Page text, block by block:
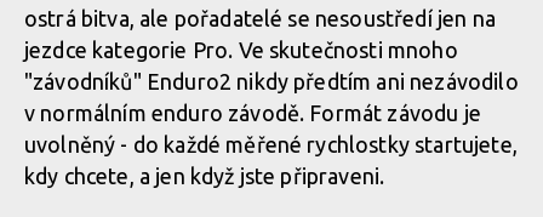
ostrá bitva, ale pořadatelé se nesoustředí jen na
jezdce kategorie Pro. Ve skutečnosti mnoho
"závodníků" Enduro2 nikdy předtím ani nezávodilo
v normálním enduro závodě. Formát závodu je
uvolněný - do každé měřené rychlostky startujete,
kdy chcete, a jen když jste připraveni.